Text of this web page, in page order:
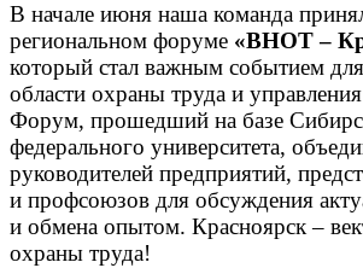
В начале июня наша команда
региональном форуме «ВНОТ –
который стал важным событием
области охраны труда и
Форум, прошедший на базе
федерального университета,
руководителей предприятий,
и профсоюзов для обсуждения
и обмена опытом. Красноярск –
охраны труда!